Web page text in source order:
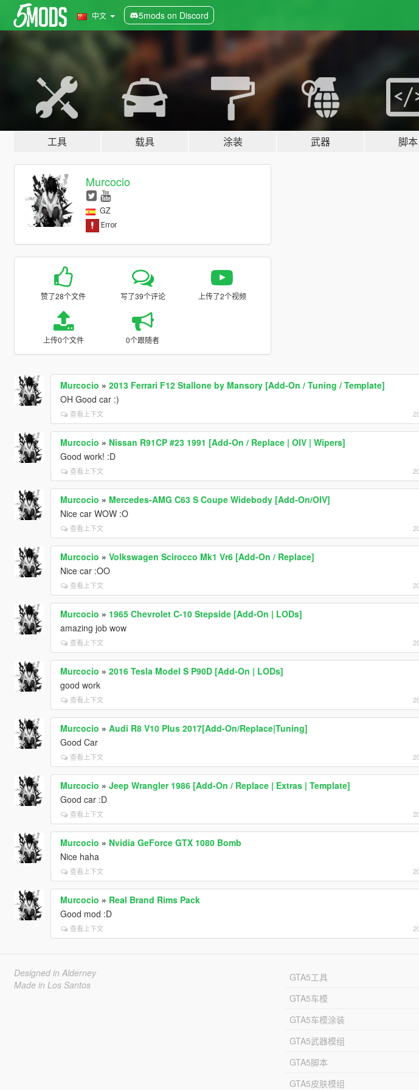
中文 5mods on Discord
工具 载具 涂装 武器 脚本
Murcocio
GZ
赞了28个文件 写了39个评论 上传了2个视频
上传0个文件 0个跟随者
Murcocio » 2013 Ferrari F12 Stallone by Mansory [Add-On / Tuning / Template]
OH Good car :)
查看上下文
Murcocio » Nissan R91CP #23 1991 [Add-On / Replace | OIV | Wipers]
Good work! :D
查看上下文
Murcocio » Mercedes-AMG C63 S Coupe Widebody [Add-On/OIV]
Nice car WOW :O
查看上下文
Murcocio » Volkswagen Scirocco Mk1 Vr6 [Add-On / Replace]
Nice car :OO
查看上下文
Murcocio » 1965 Chevrolet C-10 Stepside [Add-On | LODs]
amazing job wow
查看上下文
Murcocio » 2016 Tesla Model S P90D [Add-On | LODs]
good work
查看上下文
Murcocio » Audi R8 V10 Plus 2017[Add-On/Replace|Tuning]
Good Car
查看上下文
Murcocio » Jeep Wrangler 1986 [Add-On / Replace | Extras | Template]
Good car :D
查看上下文
Murcocio » Nvidia GeForce GTX 1080 Bomb
Nice haha
查看上下文
Murcocio » Real Brand Rims Pack
Good mod :D
查看上下文
Designed in Alderney
Made in Los Santos
GTA5工具
GTA5车模
GTA5车模涂装
GTA5武器模组
GTA5脚本
GTA5皮肤模组